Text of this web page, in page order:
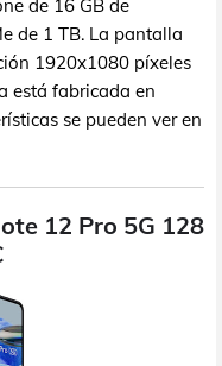
de 16 GB de
de 1 TB. La pantalla
1920x1080 píxeles
está fabricada en
se pueden ver en
12 Pro 5G 128